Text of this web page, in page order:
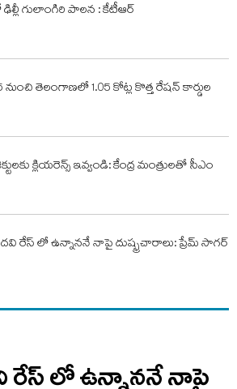
ఢిల్లీ గులాంగిరి పాలన : కేటీఆర్
నుంచి తెలంగాణలో 1.05 కోట్ల కొత్త రేషన్ కార్డుల
క్లియరెన్స్ ఇవ్వండి: కేంద్ర మంత్రులతో సీఎం
రేస్ లో ఉన్నాననే నాపై దుష్ఫ్రచారాలు: ప్రేమ్ సాగర్
రేస్ లో ఉన్నాననే నాపై